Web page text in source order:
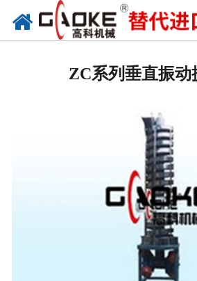
网站首
给料设备
配套设备
筛分备
ZC系列垂直振动